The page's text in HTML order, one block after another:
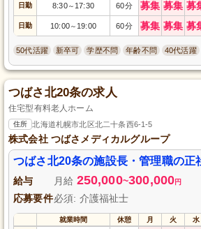
日勤 8:30～ 17:30 60分 募集 募集 募
日勤 10:00～ 19:00 60分 募集 募集 募
50代活躍 新卒可 学歴不問 年齢不問 40代活躍
つばさ北20条の求人
住宅型有料老人ホーム
住所 北海道札幌市北区北二十条西6-1-5
株式会社 つばさメディカルグループ
つばさ北20条の施設長・管理職の正
給与 月給 250,000~300,000円
応募要件必須: 介護福祉士
就業時間 休憩 月 火 水